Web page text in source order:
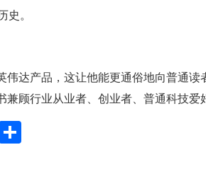
史。
伟达产品，这让他能更通俗地向普通
顾行业从业者、创业者、普通科技爱
X